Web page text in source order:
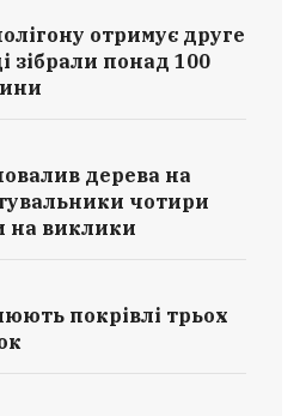
отримує друге
зібрали понад 100
дерева на
чотири
на виклики
покрівлі трьох